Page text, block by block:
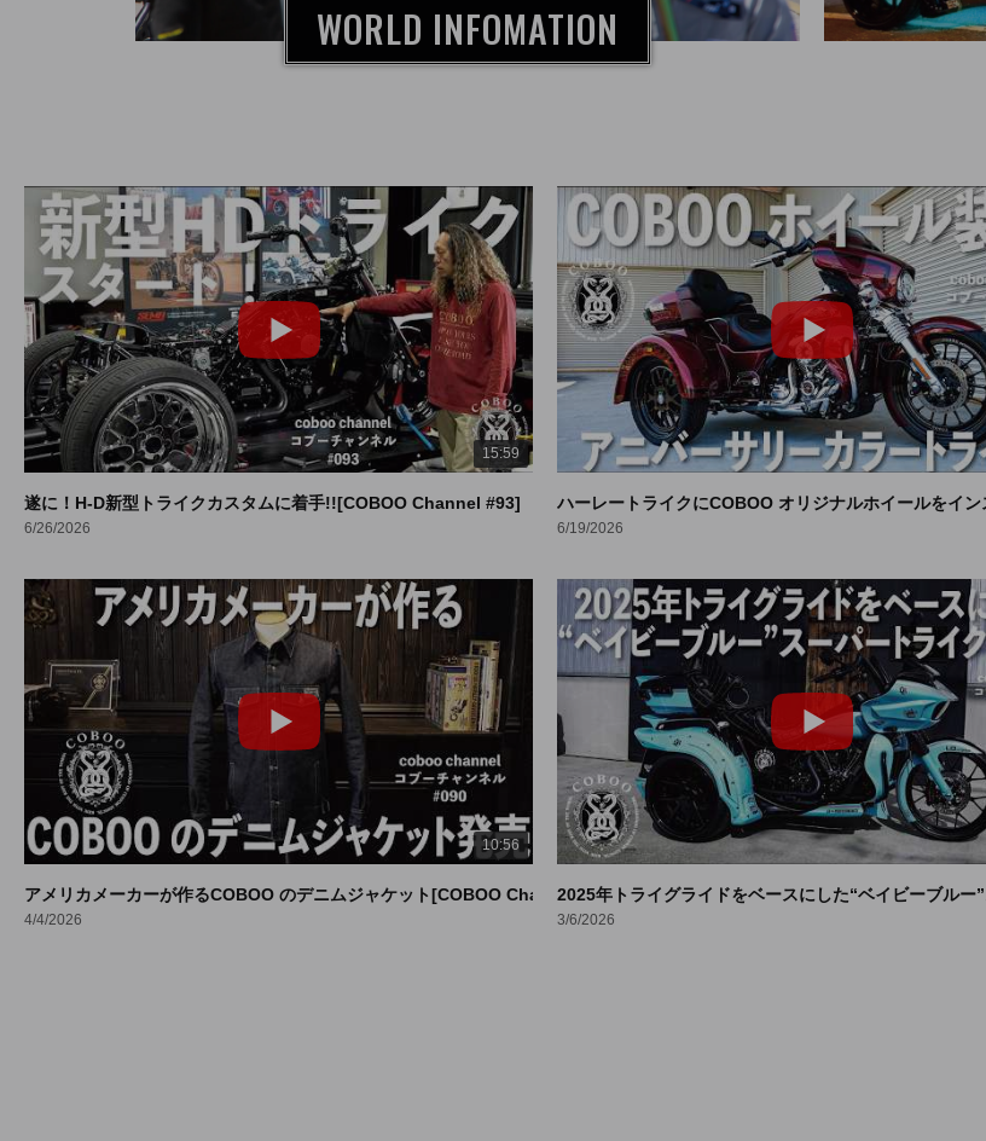
WORLD INFOMATION
15:59
遂に！H-D新型トライクカスタムに着手!![COBOO Channel #93]
6/26/2026
ハーレートライクにCOBOO オリジナルホイールをイ
6/19/2026
10:56
アメリカメーカーが作るCOBOO のデニムジャケット[COBOO Channel #90]
4/4/2026
2025年トライグライドをベースにした“ベイビーブル
3/6/2026